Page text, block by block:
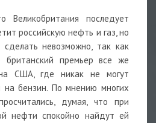
Великобритания последует
российскую нефть и газ, но
невозможно, так как
премьер все же
США, где никак не могут
на бензин. По мнению многих
думая, что при
нефти спокойно найдут ей